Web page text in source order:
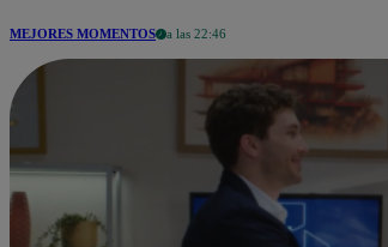
MEJORES MOMENTOS a las 22:46